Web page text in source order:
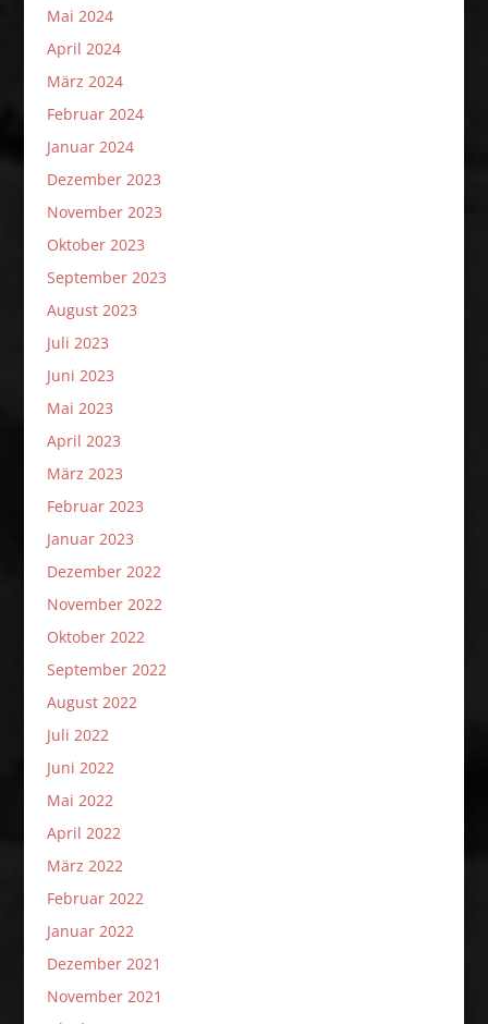
Mai 2024
April 2024
März 2024
Februar 2024
Januar 2024
Dezember 2023
November 2023
Oktober 2023
September 2023
August 2023
Juli 2023
Juni 2023
Mai 2023
April 2023
März 2023
Februar 2023
Januar 2023
Dezember 2022
November 2022
Oktober 2022
September 2022
August 2022
Juli 2022
Juni 2022
Mai 2022
April 2022
März 2022
Februar 2022
Januar 2022
Dezember 2021
November 2021